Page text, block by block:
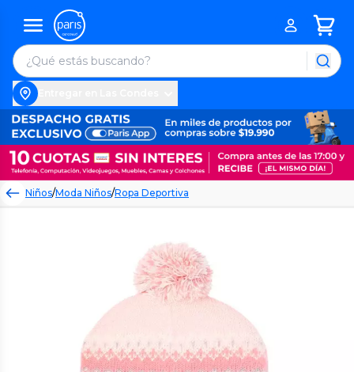
Niños/Moda Niños/Ropa Deportiva